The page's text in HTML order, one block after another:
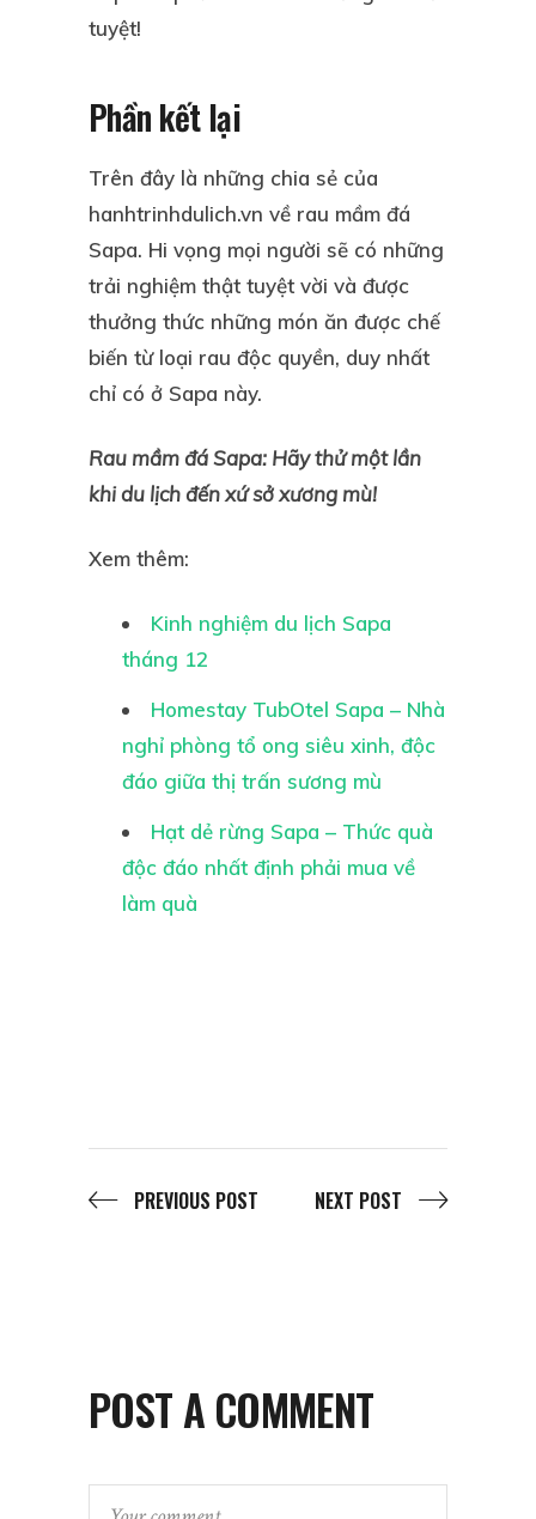
tuyệt!
Phần kết lại
Trên đây là những chia sẻ của
hanhtrinhdulich.vn về rau mầm đá
Sapa. Hi vọng mọi người sẽ có những
trải nghiệm thật tuyệt vời và được
thưởng thức những món ăn được chế
biến từ loại rau độc quyền, duy nhất
chỉ có ở Sapa này.
Rau mầm đá Sapa: Hãy thử một lần
khi du lịch đến xứ sở xương mù!
Xem thêm:
Kinh nghiệm du lịch Sapa
tháng 12
Homestay TubOtel Sapa – Nhà
nghỉ phòng tổ ong siêu xinh, độc
đáo giữa thị trấn sương mù
Hạt dẻ rừng Sapa – Thức quà
độc đáo nhất định phải mua về
làm quà
PREVIOUS POST NEXT POST
POST A COMMENT